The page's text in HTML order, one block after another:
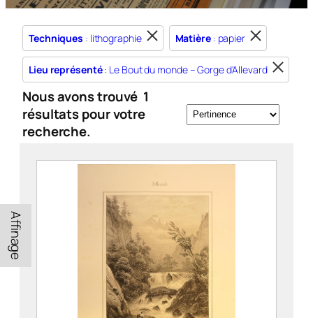
Techniques : lithographie Matière: papier
Lieu représenté: Le Bout du monde – Gorge d'Allevard
Nous avons trouvé 1
résultats pour votre
recherche.
Affinage